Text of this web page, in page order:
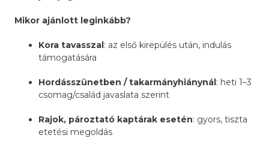
Mikor ajánlott leginkább?
Kora tavasszal: az első kirepülés után, indulás
támogatására
Hordásszünetben / takarmányhiánynál: heti 1–3
csomag/család javaslata szerint
Rajok, pároztató kaptárak esetén: gyors, tiszta
etetési megoldás